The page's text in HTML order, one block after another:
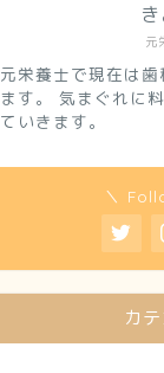
元
元栄養士で現在は
ます。 気まぐれに
ていきます。
＼
カ